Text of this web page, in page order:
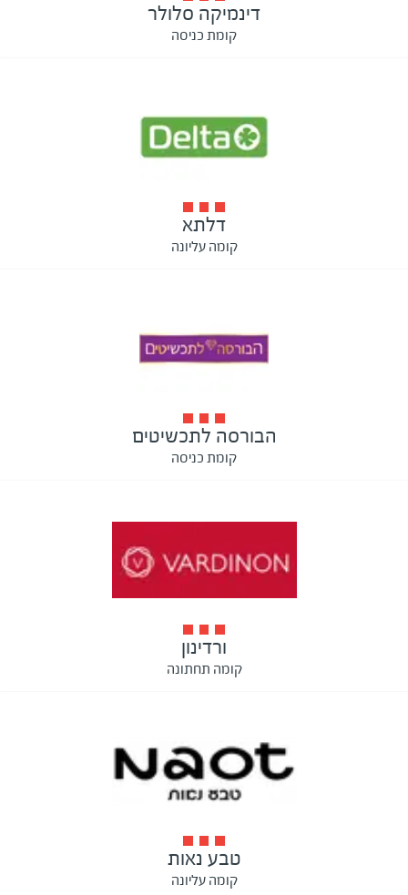
דינמיקה סלולר
קומת כניסה
דלתא
קומה עליונה
הבורסה לתכשיטים
קומת כניסה
ורדינון
קומה תחתונה
טבע נאות
קומה עליונה